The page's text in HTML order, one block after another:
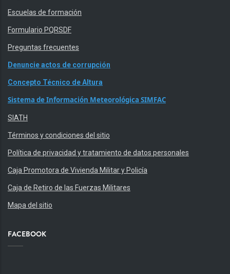
Escuelas de formación
Formulario PQRSDF
Preguntas frecuentes
Denuncie actos de corrupción
Concepto Técnico de Altura
Sistema de Información Meteorológica SIMFAC
SIATH
Términos y condiciones del sitio
Política de privacidad y tratamiento de datos personales
Caja Promotora de Vivienda Militar y Policía
Caja de Retiro de las Fuerzas Militares
Mapa del sitio
FACEBOOK